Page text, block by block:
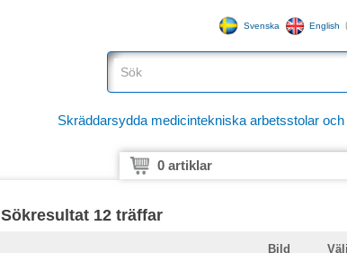
Svenska English
Skräddarsydda medicintekniska arbetsstolar och
0 artiklar
Sökresultat 12 träffar
Bild Välj